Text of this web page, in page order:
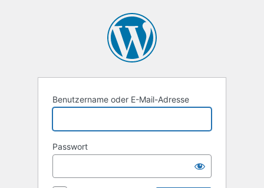
Benutzername oder E-Mail-Adresse
Passwort